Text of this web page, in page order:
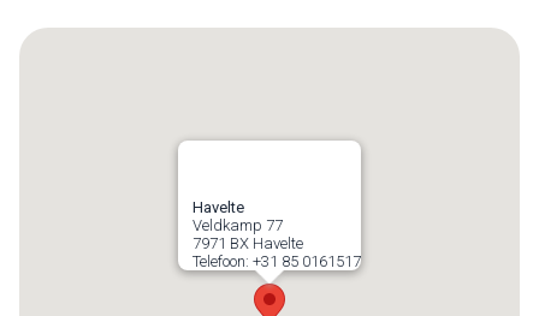
Havelte
Veldkamp 77
7971 BX Havelte
Telefoon: +31 85 0161517